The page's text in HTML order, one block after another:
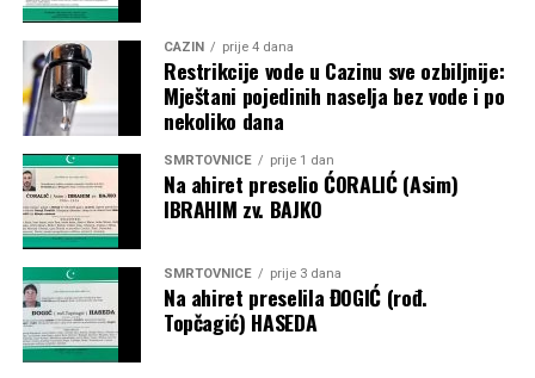
CAZIN prije 4 dana
Restrikcije vode u Cazinu sve ozbiljnije:
Mještani pojedinih naselja bez vode i po
nekoliko dana
SMRTOVNICE prije 1 dan
Na ahiret preselio ĆORALIĆ (Asim)
IBRAHIM zv. BAJKO
SMRTOVNICE prije 3 dana
Na ahiret preselila ĐOGIĆ (rođ.
Topčagić) HASEDA